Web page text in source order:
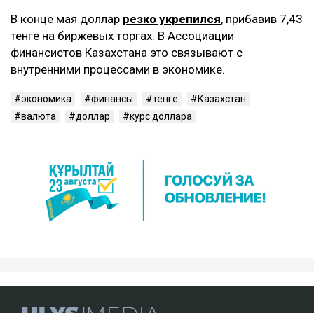
В конце мая доллар резко укрепился, прибавив 7,43
тенге на биржевых торгах. В Ассоциации
финансистов Казахстана это связывают с
внутренними процессами в экономике.
экономика финансы тенге
Казахстан
валюта
доллар курс доллара